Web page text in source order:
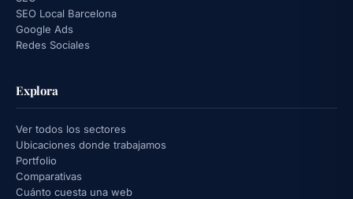
SEO Local Barcelona
Google Ads
Redes Sociales
Explora
Ver todos los sectores
Ubicaciones donde trabajamos
Portfolio
Comparativas
Cuánto cuesta una web